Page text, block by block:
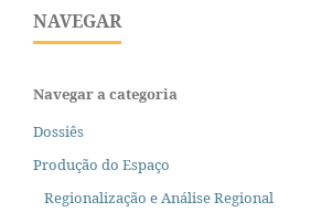
NAVEGAR
Navegar a categoria
Dossiês
Produção do Espaço
Regionalização e Análise Regional